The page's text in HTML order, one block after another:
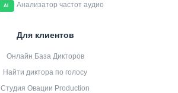
AI Анализатор частот аудио
Для клиентов
Онлайн База Дикторов
Найти диктора по голосу
Студия Овации Production